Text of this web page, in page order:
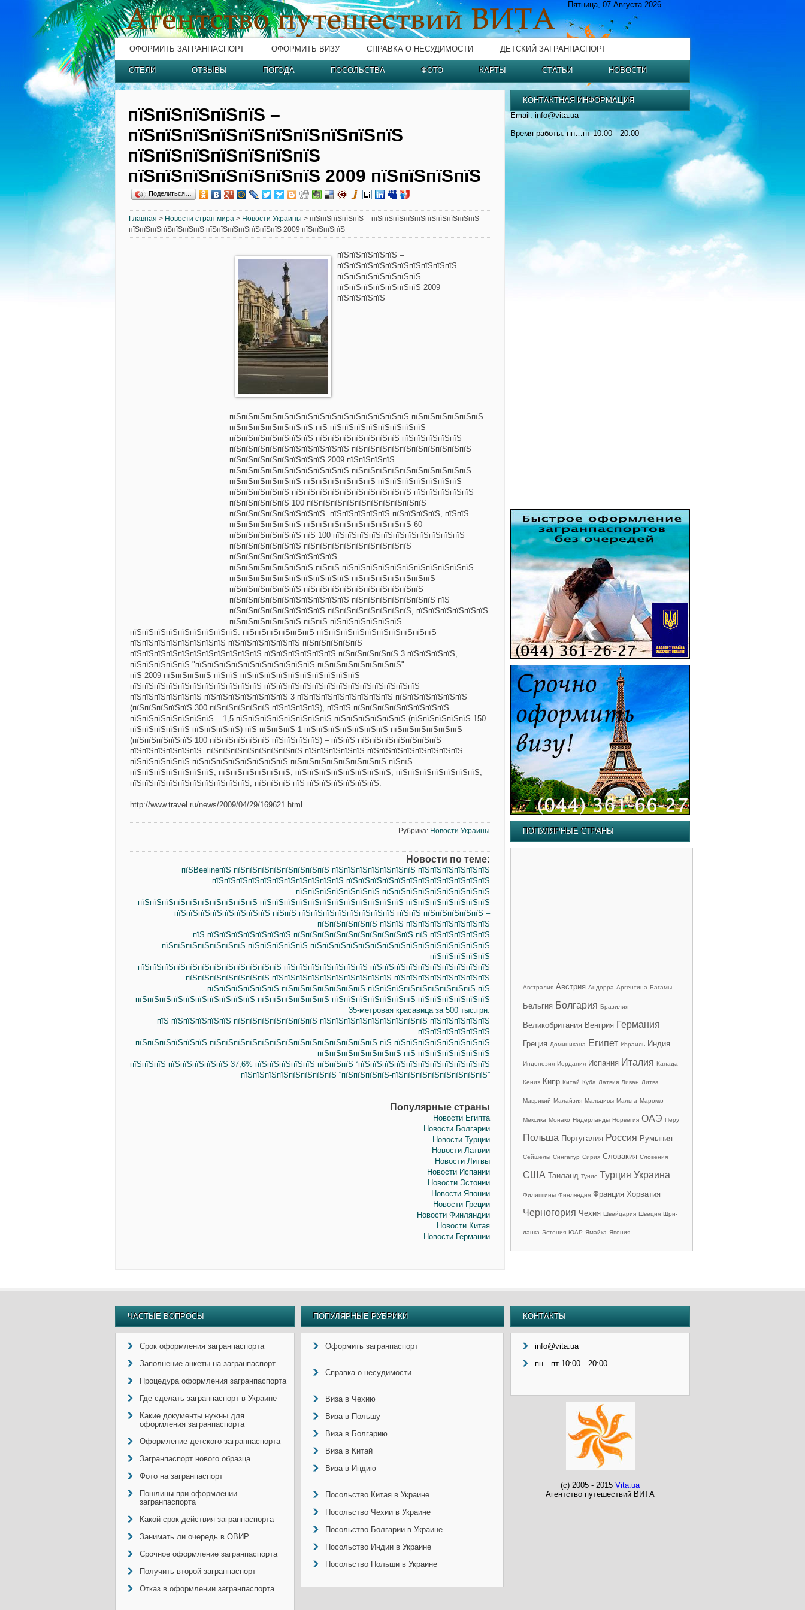
Пятница, 07 Августа 2026
ОФОРМИТЬ ЗАГРАНПАСПОРТ ОФОРМИТЬ ВИЗУ СПРАВКА О НЕСУДИМОСТИ ДЕТСКИЙ ЗАГРАНПАСПОРТ
ОТЕЛИ ОТЗЫВЫ ПОГОДА ПОСОЛЬСТВА ФОТО КАРТЫ СТАТЬИ НОВОСТИ
пїЅпїЅпїЅпїЅпїЅ –
пїЅпїЅпїЅпїЅпїЅпїЅпїЅпїЅпїЅпїЅ
пїЅпїЅпїЅпїЅпїЅпїЅпїЅ
пїЅпїЅпїЅпїЅпїЅпїЅпїЅ 2009 пїЅпїЅпїЅпїЅ
Поделиться…
Главная > Новости стран мира > Новости Украины > пїЅпїЅпїЅпїЅпїЅ – пїЅпїЅпїЅпїЅпїЅпїЅпїЅпїЅпїЅпїЅ
пїЅпїЅпїЅпїЅпїЅпїЅпїЅ пїЅпїЅпїЅпїЅпїЅпїЅпїЅ 2009 пїЅпїЅпїЅпїЅ
пїЅпїЅпїЅпїЅпїЅ –
пїЅпїЅпїЅпїЅпїЅпїЅпїЅпїЅпїЅпїЅ
пїЅпїЅпїЅпїЅпїЅпїЅпїЅ
пїЅпїЅпїЅпїЅпїЅпїЅпїЅ 2009
пїЅпїЅпїЅпїЅ
пїЅпїЅпїЅпїЅпїЅпїЅпїЅпїЅпїЅпїЅпїЅпїЅпїЅпїЅпїЅ пїЅпїЅпїЅпїЅпїЅпїЅ
пїЅпїЅпїЅпїЅпїЅпїЅпїЅ пїЅ пїЅпїЅпїЅпїЅпїЅпїЅпїЅпїЅ
пїЅпїЅпїЅпїЅпїЅпїЅпїЅ пїЅпїЅпїЅпїЅпїЅпїЅпїЅ пїЅпїЅпїЅпїЅпїЅ
пїЅпїЅпїЅпїЅпїЅпїЅпїЅпїЅпїЅпїЅ пїЅпїЅпїЅпїЅпїЅпїЅпїЅпїЅпїЅпїЅ
пїЅпїЅпїЅпїЅпїЅпїЅпїЅпїЅ 2009 пїЅпїЅпїЅпїЅ.
пїЅпїЅпїЅпїЅпїЅпїЅпїЅпїЅпїЅпїЅ пїЅпїЅпїЅпїЅпїЅпїЅпїЅпїЅпїЅпїЅ
пїЅпїЅпїЅпїЅпїЅпїЅ пїЅпїЅпїЅпїЅпїЅпїЅ пїЅпїЅпїЅпїЅпїЅпїЅпїЅ
пїЅпїЅпїЅпїЅпїЅ пїЅпїЅпїЅпїЅпїЅпїЅпїЅпїЅпїЅпїЅ пїЅпїЅпїЅпїЅпїЅ
пїЅпїЅпїЅпїЅпїЅ 100 пїЅпїЅпїЅпїЅпїЅпїЅпїЅпїЅпїЅпїЅ
пїЅпїЅпїЅпїЅпїЅпїЅпїЅпїЅ. пїЅпїЅпїЅпїЅпїЅ пїЅпїЅпїЅпїЅ, пїЅпїЅ
пїЅпїЅпїЅпїЅпїЅпїЅ пїЅпїЅпїЅпїЅпїЅпїЅпїЅпїЅпїЅ 60
пїЅпїЅпїЅпїЅпїЅпїЅ пїЅ 100 пїЅпїЅпїЅпїЅпїЅпїЅпїЅпїЅпїЅпїЅпїЅ
пїЅпїЅпїЅпїЅпїЅпїЅ пїЅпїЅпїЅпїЅпїЅпїЅпїЅпїЅпїЅ
пїЅпїЅпїЅпїЅпїЅпїЅпїЅпїЅпїЅ.
пїЅпїЅпїЅпїЅпїЅпїЅпїЅ пїЅпїЅ пїЅпїЅпїЅпїЅпїЅпїЅпїЅпїЅпїЅпїЅпїЅ
пїЅпїЅпїЅпїЅпїЅпїЅпїЅпїЅпїЅпїЅ пїЅпїЅпїЅпїЅпїЅпїЅпїЅ
пїЅпїЅпїЅпїЅпїЅпїЅ пїЅпїЅпїЅпїЅпїЅпїЅпїЅпїЅпїЅпїЅ
пїЅпїЅпїЅпїЅпїЅпїЅпїЅпїЅпїЅпїЅ пїЅпїЅпїЅпїЅпїЅпїЅпїЅ пїЅ
пїЅпїЅпїЅпїЅпїЅпїЅпїЅпїЅ пїЅпїЅпїЅпїЅпїЅпїЅпїЅ, пїЅпїЅпїЅпїЅпїЅпїЅ
пїЅпїЅпїЅпїЅпїЅпїЅ пїЅпїЅ пїЅпїЅпїЅпїЅпїЅпїЅ
пїЅпїЅпїЅпїЅпїЅпїЅпїЅпїЅпїЅ. пїЅпїЅпїЅпїЅпїЅпїЅ пїЅпїЅпїЅпїЅпїЅпїЅпїЅпїЅпїЅпїЅ
пїЅпїЅпїЅпїЅпїЅпїЅпїЅпїЅ пїЅпїЅпїЅпїЅпїЅпїЅ пїЅпїЅпїЅпїЅпїЅ
пїЅпїЅпїЅпїЅпїЅпїЅпїЅпїЅпїЅпїЅпїЅ пїЅпїЅпїЅпїЅпїЅпїЅ пїЅпїЅпїЅпїЅпїЅ 3 пїЅпїЅпїЅпїЅ,
пїЅпїЅпїЅпїЅпїЅ "пїЅпїЅпїЅпїЅпїЅпїЅпїЅпїЅпїЅпїЅ-пїЅпїЅпїЅпїЅпїЅпїЅпїЅ".
пїЅ 2009 пїЅпїЅпїЅпїЅ пїЅпїЅ пїЅпїЅпїЅпїЅпїЅпїЅпїЅпїЅпїЅпїЅ
пїЅпїЅпїЅпїЅпїЅпїЅпїЅпїЅпїЅпїЅпїЅ пїЅпїЅпїЅпїЅпїЅпїЅпїЅпїЅпїЅпїЅпїЅпїЅпїЅ
пїЅпїЅпїЅпїЅпїЅпїЅ пїЅпїЅпїЅпїЅпїЅпїЅпїЅ 3 пїЅпїЅпїЅпїЅпїЅпїЅпїЅпїЅ пїЅпїЅпїЅпїЅпїЅпїЅ
(пїЅпїЅпїЅпїЅпїЅ 300 пїЅпїЅпїЅпїЅпїЅ пїЅпїЅпїЅпїЅ), пїЅпїЅ пїЅпїЅпїЅпїЅпїЅпїЅпїЅпїЅ
пїЅпїЅпїЅпїЅпїЅпїЅпїЅ – 1,5 пїЅпїЅпїЅпїЅпїЅпїЅпїЅпїЅ пїЅпїЅпїЅпїЅпїЅпїЅ (пїЅпїЅпїЅпїЅпїЅ 150
пїЅпїЅпїЅпїЅпїЅ пїЅпїЅпїЅпїЅ) пїЅ пїЅпїЅпїЅ 1 пїЅпїЅпїЅпїЅпїЅпїЅпїЅ пїЅпїЅпїЅпїЅпїЅпїЅ
(пїЅпїЅпїЅпїЅпїЅ 100 пїЅпїЅпїЅпїЅпїЅ пїЅпїЅпїЅпїЅ) – пїЅпїЅ пїЅпїЅпїЅпїЅпїЅпїЅпїЅ
пїЅпїЅпїЅпїЅпїЅпїЅ. пїЅпїЅпїЅпїЅпїЅпїЅпїЅпїЅ пїЅпїЅпїЅпїЅпїЅ пїЅпїЅпїЅпїЅпїЅпїЅпїЅпїЅ
пїЅпїЅпїЅпїЅпїЅ пїЅпїЅпїЅпїЅпїЅпїЅпїЅпїЅ пїЅпїЅпїЅпїЅпїЅпїЅпїЅпїЅ пїЅпїЅ
пїЅпїЅпїЅпїЅпїЅпїЅпїЅ, пїЅпїЅпїЅпїЅпїЅпїЅ, пїЅпїЅпїЅпїЅпїЅпїЅпїЅпїЅ, пїЅпїЅпїЅпїЅпїЅпїЅпїЅ,
пїЅпїЅпїЅпїЅпїЅпїЅпїЅпїЅпїЅпїЅ, пїЅпїЅпїЅ пїЅ пїЅпїЅпїЅпїЅпїЅпїЅ.
http://www.travel.ru/news/2009/04/29/169621.html
Рубрика: Новости Украины
Новости по теме:
пїЅBeelineпїЅ пїЅпїЅпїЅпїЅпїЅпїЅпїЅпїЅ пїЅпїЅпїЅпїЅпїЅпїЅпїЅ пїЅпїЅпїЅпїЅпїЅпїЅ
пїЅпїЅпїЅпїЅпїЅпїЅпїЅпїЅпїЅпїЅпїЅ пїЅпїЅпїЅпїЅпїЅпїЅпїЅпїЅпїЅпїЅпїЅпїЅ
пїЅпїЅпїЅпїЅпїЅпїЅпїЅ пїЅпїЅпїЅпїЅпїЅпїЅпїЅпїЅпїЅ
пїЅпїЅпїЅпїЅпїЅпїЅпїЅпїЅпїЅпїЅ пїЅпїЅпїЅпїЅпїЅпїЅпїЅпїЅпїЅпїЅпїЅпїЅ пїЅпїЅпїЅпїЅпїЅпїЅпїЅ
пїЅпїЅпїЅпїЅпїЅпїЅпїЅпїЅ пїЅпїЅ пїЅпїЅпїЅпїЅпїЅпїЅпїЅпїЅ пїЅпїЅ пїЅпїЅпїЅпїЅпїЅ –
пїЅпїЅпїЅпїЅпїЅ пїЅпїЅ пїЅпїЅпїЅпїЅпїЅпїЅпїЅ
пїЅ пїЅпїЅпїЅпїЅпїЅпїЅпїЅ пїЅпїЅпїЅпїЅпїЅпїЅпїЅпїЅпїЅпїЅ пїЅ пїЅпїЅпїЅпїЅпїЅ
пїЅпїЅпїЅпїЅпїЅпїЅпїЅ пїЅпїЅпїЅпїЅпїЅ пїЅпїЅпїЅпїЅпїЅпїЅпїЅпїЅпїЅпїЅпїЅпїЅпїЅпїЅпїЅ
пїЅпїЅпїЅпїЅпїЅ
пїЅпїЅпїЅпїЅпїЅпїЅпїЅпїЅпїЅпїЅпїЅпїЅ пїЅпїЅпїЅпїЅпїЅпїЅпїЅ пїЅпїЅпїЅпїЅпїЅпїЅпїЅпїЅпїЅпїЅ
пїЅпїЅпїЅпїЅпїЅпїЅпїЅ пїЅпїЅпїЅпїЅпїЅпїЅпїЅпїЅпїЅпїЅ пїЅпїЅпїЅпїЅпїЅпїЅпїЅпїЅ
пїЅпїЅпїЅпїЅпїЅпїЅ пїЅпїЅпїЅпїЅпїЅпїЅпїЅ пїЅпїЅпїЅпїЅпїЅпїЅпїЅпїЅпїЅ пїЅ
пїЅпїЅпїЅпїЅпїЅпїЅпїЅпїЅпїЅпїЅ пїЅпїЅпїЅпїЅпїЅпїЅ пїЅпїЅпїЅпїЅпїЅпїЅпїЅ-пїЅпїЅпїЅпїЅпїЅпїЅ
35-метровая красавица за 500 тыс.грн.
пїЅ пїЅпїЅпїЅпїЅпїЅ пїЅпїЅпїЅпїЅпїЅпїЅпїЅ пїЅпїЅпїЅпїЅпїЅпїЅпїЅпїЅпїЅ пїЅпїЅпїЅпїЅпїЅ
пїЅпїЅпїЅпїЅпїЅпїЅ
пїЅпїЅпїЅпїЅпїЅпїЅ пїЅпїЅпїЅпїЅпїЅпїЅпїЅпїЅпїЅпїЅпїЅпїЅпїЅпїЅ пїЅ пїЅпїЅпїЅпїЅпїЅпїЅпїЅпїЅ
пїЅпїЅпїЅпїЅпїЅпїЅпїЅ пїЅ пїЅпїЅпїЅпїЅпїЅпїЅ
пїЅпїЅпїЅ пїЅпїЅпїЅпїЅпїЅ 37,6% пїЅпїЅпїЅпїЅпїЅ пїЅпїЅпїЅ “пїЅпїЅпїЅпїЅпїЅпїЅпїЅпїЅпїЅпїЅпїЅ
пїЅпїЅпїЅпїЅпїЅпїЅпїЅпїЅ “пїЅпїЅпїЅпїЅ-пїЅпїЅпїЅпїЅпїЅпїЅпїЅпїЅ”
Популярные страны
Новости Египта
Новости Болгарии
Новости Турции
Новости Латвии
Новости Литвы
Новости Испании
Новости Эстонии
Новости Японии
Новости Греции
Новости Финляндии
Новости Китая
Новости Германии
КОНТАКТНАЯ ИНФОРМАЦИЯ
Email: info@vita.ua
Время работы: пн…пт 10:00—20:00
ПОПУЛЯРНЫЕ СТРАНЫ
Австралия Австрия Андорра Аргентина Багамы
Бельгия Болгария Бразилия
Великобритания Венгрия Германия
Греция Доминикана Египет Израиль Индия
Индонезия Иордания Испания Италия Канада
Кения Кипр Китай Куба Латвия Ливан Литва
Маврикий Малайзия Мальдивы Мальта Марокко
Мексика Монако Нидерланды Норвегия ОАЭ Перу
Польша Португалия Россия Румыния
Сейшелы Сингапур Сирия Словакия Словения
США Таиланд Тунис Турция Украина
Филиппины Финляндия Франция Хорватия
Черногория Чехия Швейцария Швеция Шри-
ланка Эстония ЮАР Ямайка Япония
ЧАСТЫЕ ВОПРОСЫ
Срок оформления загранпаспорта
Заполнение анкеты на загранпаспорт
Процедура оформления загранпаспорта
Где сделать загранпаспорт в Украине
Какие документы нужны для
оформления загранпаспорта
Оформление детского загранпаспорта
Загранпаспорт нового образца
Фото на загранпаспорт
Пошлины при оформлении
загранпаспорта
Какой срок действия загранпаспорта
Занимать ли очередь в ОВИР
Срочное оформление загранпаспорта
Получить второй загранпаспорт
Отказ в оформлении загранпаспорта
ПОПУЛЯРНЫЕ РУБРИКИ
Оформить загранпаспорт
Справка о несудимости
Виза в Чехию
Виза в Польшу
Виза в Болгарию
Виза в Китай
Виза в Индию
Посольство Китая в Украине
Посольство Чехии в Украине
Посольство Болгарии в Украине
Посольство Индии в Украине
Посольство Польши в Украине
КОНТАКТЫ
info@vita.ua
пн…пт 10:00—20:00
(c) 2005 - 2015 Vita.ua
Агентство путешествий ВИТА